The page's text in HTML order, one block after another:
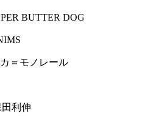
BUTTER DOG
＝モノレール
利伸